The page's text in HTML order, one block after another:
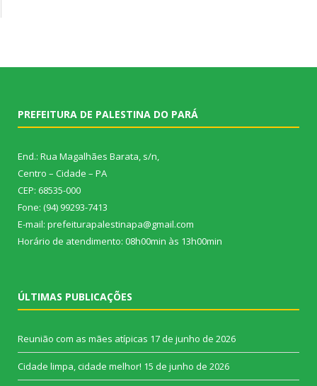
PREFEITURA DE PALESTINA DO PARÁ
End.: Rua Magalhães Barata, s/n,
Centro – Cidade – PA
CEP: 68535-000
Fone: (94) 99293-7413
E-mail: prefeiturapalestinapa@gmail.com
Horário de atendimento: 08h00min às 13h00min
ÚLTIMAS PUBLICAÇÕES
Reunião com as mães atípicas 17 de junho de 2026
Cidade limpa, cidade melhor! 15 de junho de 2026